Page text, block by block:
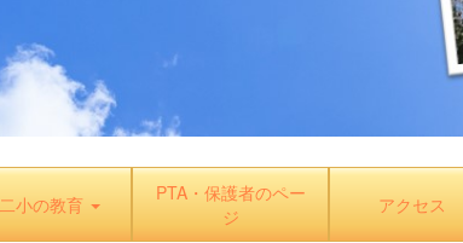
二小の教育
PTA・保護者のペー
ジ
アクセス